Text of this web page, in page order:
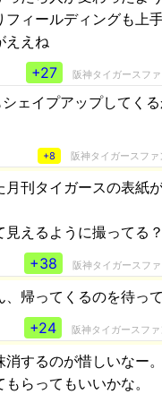
フィールディングも上
ええね
+27
阪神タイガースファ
ェイプアップしてく
+8 阪神タイガースファ
月刊タイガースの表紙
見えるように撮ってる
+38
阪神タイガースファ
、帰ってくるのを待っ
+24
阪神タイガースファ
消するのが惜しいなー
もらってもいいかな。